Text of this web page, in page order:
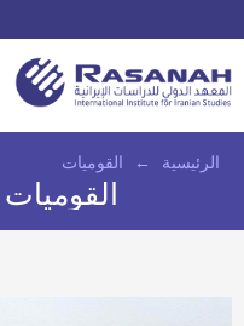
الرئيسية ← القوميات
القوميات